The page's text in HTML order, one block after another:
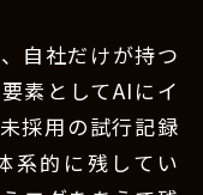
自社だけが持つ
素としてAIにイ
採用の試行記録
系的に残してい